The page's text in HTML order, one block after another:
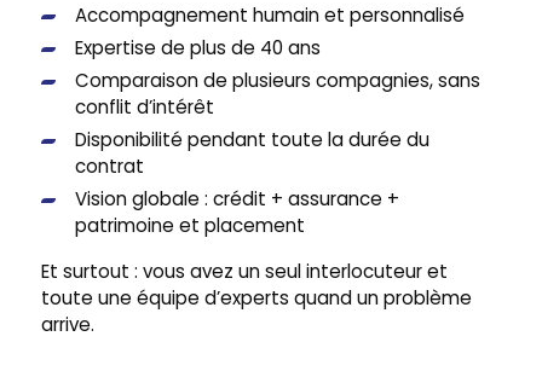
Accompagnement humain et personnalisé
Expertise de plus de 40 ans
Comparaison de plusieurs compagnies, sans
conflit d’intérêt
Disponibilité pendant toute la durée du
contrat
Vision globale : crédit + assurance +
patrimoine et placement
Et surtout : vous avez un seul interlocuteur et
toute une équipe d’experts quand un problème
arrive.